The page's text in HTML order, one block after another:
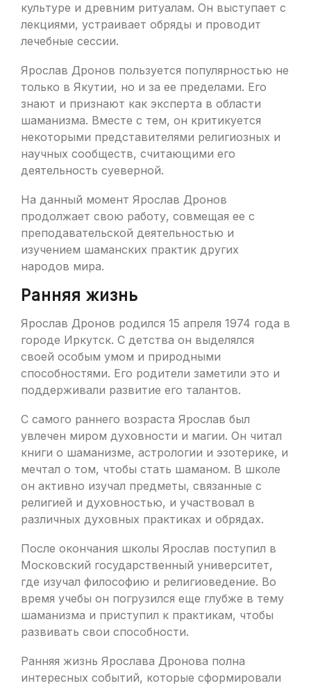
культуре и древним ритуалам. Он выступает с
лекциями, устраивает обряды и проводит
лечебные сессии.
Ярослав Дронов пользуется популярностью не
только в Якутии, но и за ее пределами. Его
знают и признают как эксперта в области
шаманизма. Вместе с тем, он критикуется
некоторыми представителями религиозных и
научных сообществ, считающими его
деятельность суеверной.
На данный момент Ярослав Дронов
продолжает свою работу, совмещая ее с
преподавательской деятельностью и
изучением шаманских практик других
народов мира.
Ранняя жизнь
Ярослав Дронов родился 15 апреля 1974 года в
городе Иркутск. С детства он выделялся
своей особым умом и природными
способностями. Его родители заметили это и
поддерживали развитие его талантов.
С самого раннего возраста Ярослав был
увлечен миром духовности и магии. Он читал
книги о шаманизме, астрологии и эзотерике, и
мечтал о том, чтобы стать шаманом. В школе
он активно изучал предметы, связанные с
религией и духовностью, и участвовал в
различных духовных практиках и обрядах.
После окончания школы Ярослав поступил в
Московский государственный университет,
где изучал философию и религиоведение. Во
время учебы он погрузился еще глубже в тему
шаманизма и приступил к практикам, чтобы
развивать свои способности.
Ранняя жизнь Ярослава Дронова полна
интересных событий, которые сформировали